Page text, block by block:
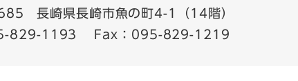
長崎県長崎市魚の町4-1（14階）
829-1193
Fax：095-829-1219